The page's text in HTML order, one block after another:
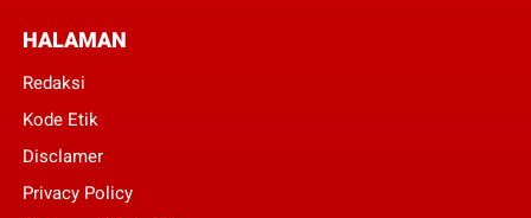
HALAMAN
Redaksi
Kode Etik
Disclamer
Privacy Policy